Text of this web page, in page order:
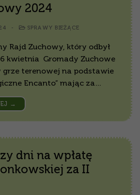
2024
- SPRAWY BIEŻĄCE
Rajd Zuchowy, który odbył
kwietnia Gromady Zuchowe
grze terenowej na podstawie
Encanto” mając za…
→
dni na wpłatę
za II